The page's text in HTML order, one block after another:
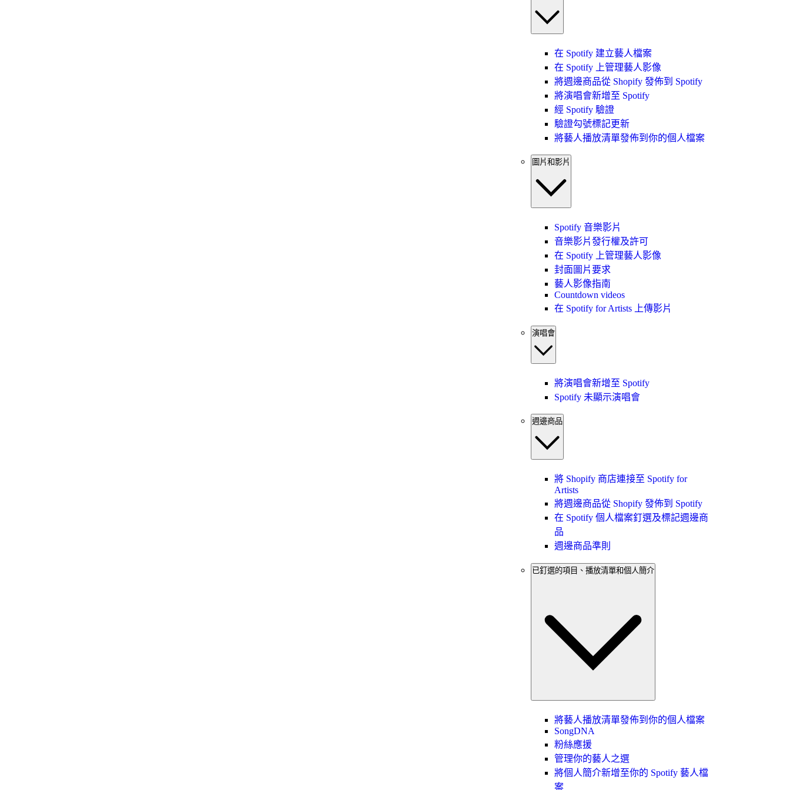
在 Spotify 建立藝人檔案
在 Spotify 上管理藝人影像
將週邊商品從 Shopify 發佈到 Spotify
將演唱會新增至 Spotify
經 Spotify 驗證
驗證勾號標記更新
將藝人播放清單發佈到你的個人檔案
圖片和影片
Spotify 音樂影片
音樂影片發行權及許可
在 Spotify 上管理藝人影像
封面圖片要求
藝人影像指南
Countdown videos
在 Spotify for Artists 上傳影片
演唱會
將演唱會新增至 Spotify
Spotify 未顯示演唱會
週邊商品
將 Shopify 商店連接至 Spotify for
Artists
將週邊商品從 Shopify 發佈到 Spotify
在 Spotify 個人檔案釘選及標記週邊商
品
週邊商品準則
已釘選的項目、播放清單和個人簡介
將藝人播放清單發佈到你的個人檔案
SongDNA
粉絲應援
管理你的藝人之選
將個人簡介新增至你的 Spotify 藝人檔
案